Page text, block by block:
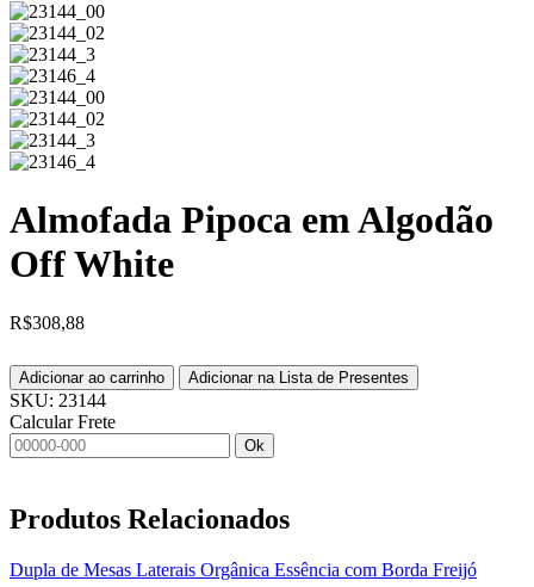
Almofada Pipoca em Algodão
Off White
R$308,88
Adicionar ao carrinho Adicionar na Lista de Presentes
SKU: 23144
Calcular Frete
Ok
Produtos Relacionados
Dupla de Mesas Laterais Orgânica Essência com Borda Freijó